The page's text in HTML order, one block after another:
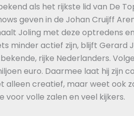
als het rijkste lid van De
geven in de Johan Cruijff
Joling met deze optredens
minder actief zijn, blijft Gerard
rijke Nederlanders.
euro. Daarmee laat hij zijn
alleen creatief, maar weet ook
volle zalen en veel kijkers.